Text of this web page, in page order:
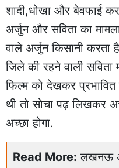
शादी,धोखा और बेवफाई
अर्जुन और सविता का
वाले अर्जुन किसानी करता
जिले की रहने वाली सविता
फिल्म को देखकर
थी तो सोचा पढ़ लिखकर
अच्छा होगा.
Read More: लखनऊ